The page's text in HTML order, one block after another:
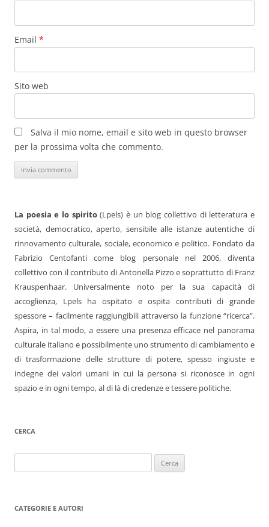
Email *
Sito web
Salva il mio nome, email e sito web in questo browser
per la prossima volta che commento.
La poesia e lo spirito(Lpels) è un blog collettivo di letteratura e
società, democratico, aperto, sensibile alle istanze autentiche di
rinnovamento culturale, sociale, economico e politico. Fondato da
Fabrizio Centofanti come blog personale nel 2006, diventa
collettivo con il contributo di Antonella Pizzo e soprattutto di Franz
Krauspenhaar. Universalmente noto per la sua capacità di
accoglienza, Lpels ha ospitato e ospita contributi di grande
spessore – facilmente raggiungibili attraverso la funzione “ricerca”.
Aspira, in tal modo, a essere una presenza efficace nel panorama
culturale italiano e possibilmente uno strumento di cambiamento e
di trasformazione delle strutture di potere, spesso ingiuste e
indegne dei valori umani in cui la persona si riconosce in ogni
spazio e in ogni tempo, al di là di credenze e tessere politiche.
CERCA
per:
CATEGORIE E AUTORI